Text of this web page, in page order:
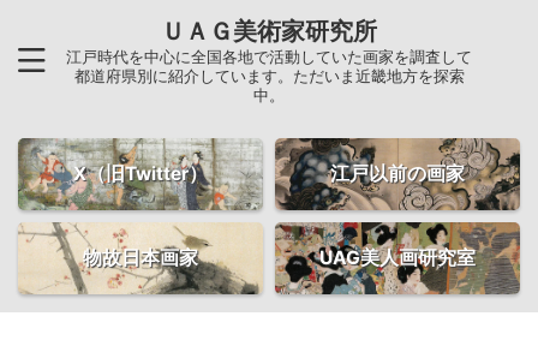
ＵＡＧ美術家研究所
江戸時代を中心に全国各地で活動していた画家を調査して
都道府県別に紹介しています。ただいま近畿地方を探索
中。
X（旧Twitter） 江戸以前の画家
物故日本画家 UAG美人画研究室